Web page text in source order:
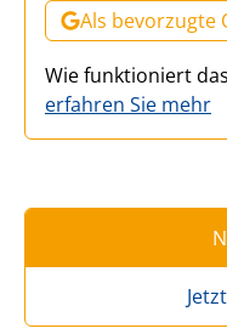
Als bevorzugte
Wie funktioniert
erfahren Sie mehr